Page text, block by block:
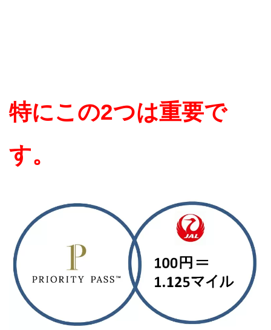
特にこの2つは重要で
す。